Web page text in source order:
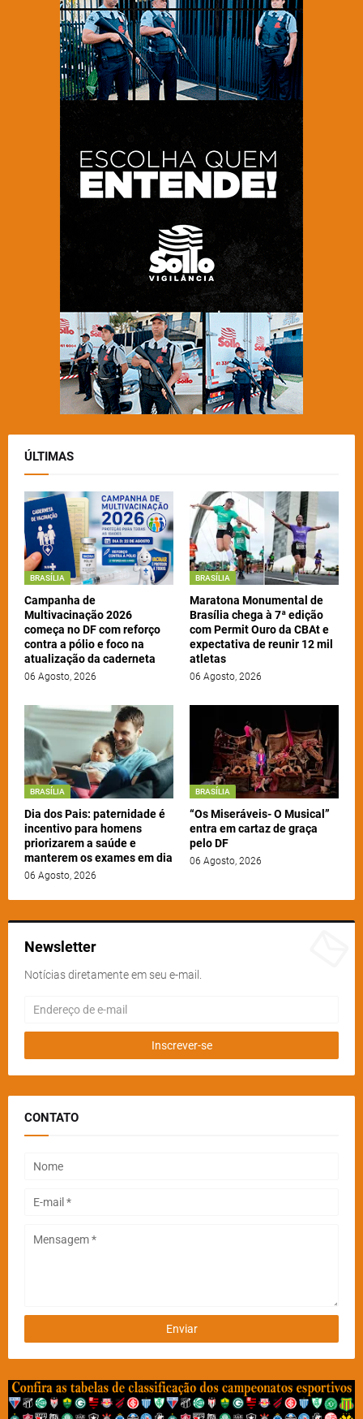
ÚLTIMAS
BRASÍLIA
Campanha de
Multivacinação 2026
começa no DF com reforço
contra a pólio e foco na
atualização da caderneta
06 Agosto, 2026
BRASÍLIA
Maratona Monumental de
Brasília chega à 7ª edição
com Permit Ouro da CBAt e
expectativa de reunir 12 mil
atletas
06 Agosto, 2026
BRASÍLIA
Dia dos Pais: paternidade é
incentivo para homens
priorizarem a saúde e
manterem os exames em dia
06 Agosto, 2026
BRASÍLIA
“Os Miseráveis- O Musical”
entra em cartaz de graça
pelo DF
06 Agosto, 2026
Newsletter
Notícias diretamente em seu e-mail.
CONTATO